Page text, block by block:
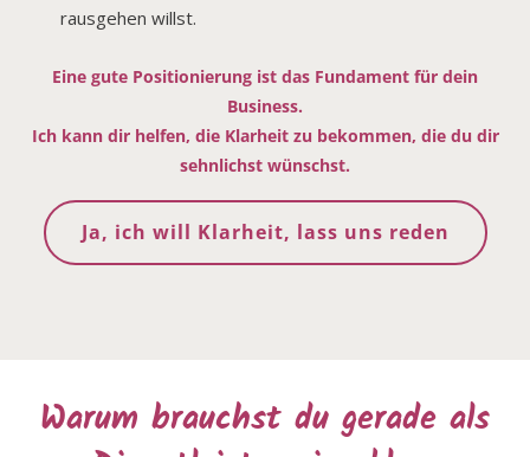
rausgehen willst.
Eine gute Positionierung ist das Fundament für dein
Business.
Ich kann dir helfen, die Klarheit zu bekommen, die du dir
sehnlichst wünschst.
Ja, ich will Klarheit, lass uns reden
Warum brauchst du gerade als